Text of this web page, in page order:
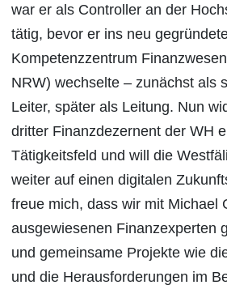
war er als Controller an der
tätig, bevor er ins neu
Kompetenzzentrum
NRW) wechselte – zunächst als
Leiter, später als Leitung. Nun
dritter Finanzdezernent der WH
Tätigkeitsfeld und will die
weiter auf einen digitalen
freue mich, dass wir mit Michael
ausgewiesenen Finanzexperten
und gemeinsame Projekte wie
und die Herausforderungen im